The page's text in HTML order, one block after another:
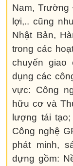
Nam,
lợi,.. cũng
Nhật Bản,
trong các
chuyển giao
dụng các
vực: Công
hữu cơ và
lượng tái
Công nghệ
phát minh,
dựng gồm: